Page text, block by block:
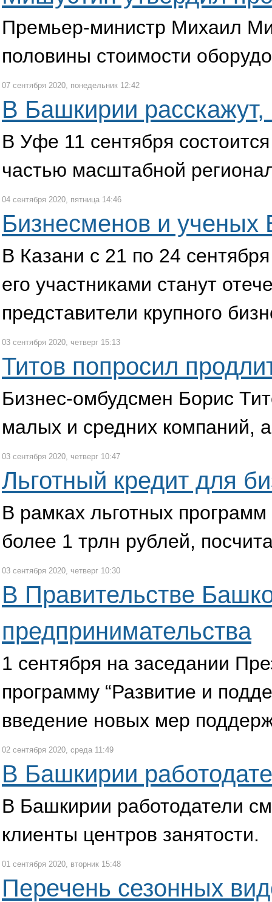
Премьер-министр Михаил
половины стоимости
07 сентября 2020, понедельник 12:42
В Башкирии расскажут,
В Уфе 11 сентября
частью масштабной
04 сентября 2020, пятница 14:46
Бизнесменов и
В Казани с 21 по 24
его участниками станут
представители крупного
03 сентября 2020, четверг 15:13
Титов попросил
Бизнес-омбудсмен Борис
малых и средних компаний,
03 сентября 2020, четверг 10:47
Льготный кредит для
В рамках льготных
более 1 трлн рублей,
03 сентября 2020, четверг 10:30
В Правительстве
предпринимательства
1 сентября на заседании
программу “Развитие и
введение новых мер
02 сентября 2020, среда 11:49
В Башкирии
В Башкирии работодатели
клиенты центров занятости.
01 сентября 2020, вторник 15:48
Перечень сезонных